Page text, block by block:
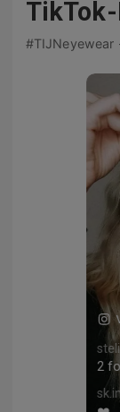
#TIJNeyewear
2